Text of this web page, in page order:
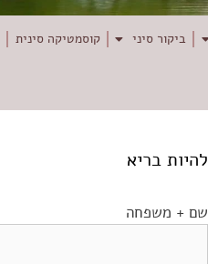
ביקור סיני קוסמטיקה סינית
להיות בריא
שם + משפחה